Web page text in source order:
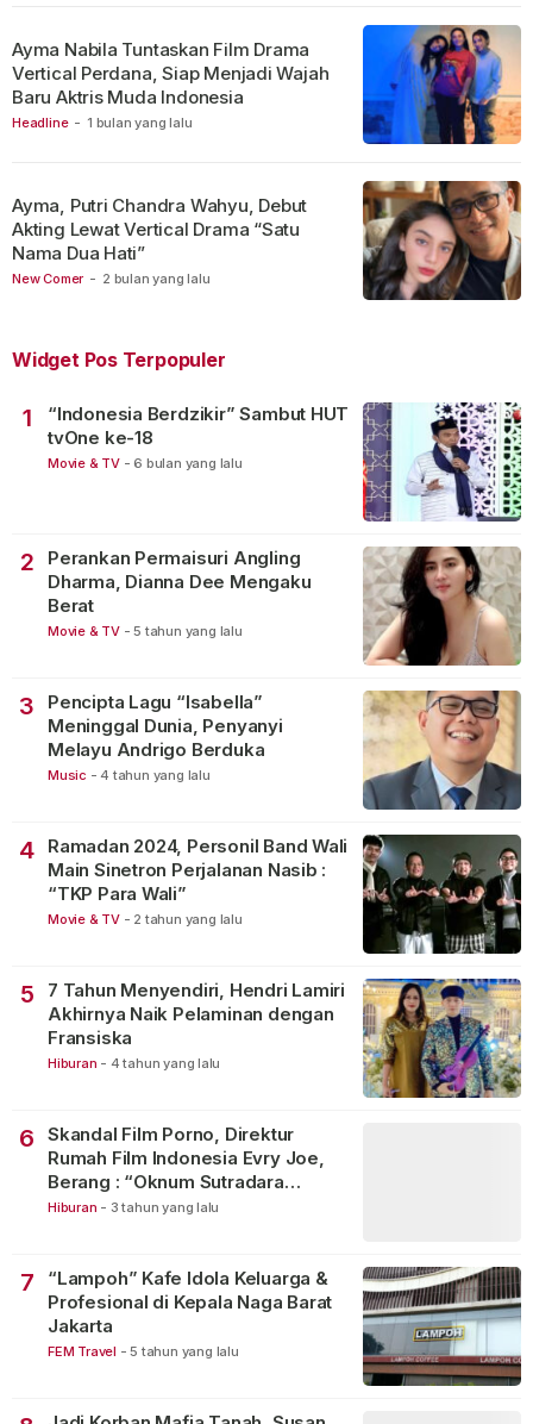
Headline - 1 bulan yang lalu
Ayma Nabila Tuntaskan Film Drama
Vertical Perdana, Siap Menjadi Wajah
Baru Aktris Muda Indonesia
New Comer - 2 bulan yang lalu
Ayma, Putri Chandra Wahyu, Debut
Akting Lewat Vertical Drama “Satu
Nama Dua Hati”
Widget Pos Terpopuler
1
“Indonesia Berdzikir” Sambut HUT
tvOne ke-18
Movie & TV - 6 bulan yang lalu
2
Perankan Permaisuri Angling
Dharma, Dianna Dee Mengaku
Berat
Movie & TV - 5 tahun yang lalu
3
Pencipta Lagu “Isabella”
Meninggal Dunia, Penyanyi
Melayu Andrigo Berduka
Music - 4 tahun yang lalu
4
Ramadan 2024, Personil Band Wali
Main Sinetron Perjalanan Nasib :
“TKP Para Wali”
Movie & TV - 2 tahun yang lalu
5
7 Tahun Menyendiri, Hendri Lamiri
Akhirnya Naik Pelaminan dengan
Fransiska
Hiburan - 4 tahun yang lalu
6
Skandal Film Porno, Direktur
Rumah Film Indonesia Evry Joe,
Berang : “Oknum Sutradara
Merusak Perfilman Indonesia”!
Hiburan - 3 tahun yang lalu
7
“Lampoh” Kafe Idola Keluarga &
Profesional di Kepala Naga Barat
Jakarta
FEM Travel - 5 tahun yang lalu